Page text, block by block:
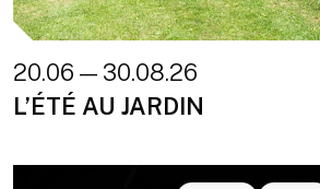
20.06 — 30.08.26
L’ÉTÉ AU JARDIN